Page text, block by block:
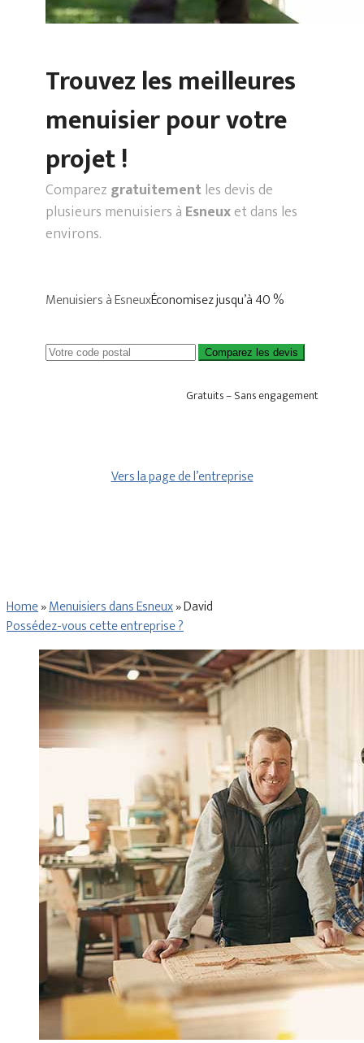
Trouvez les meilleures
menuisier pour votre
projet !
Comparez gratuitementles devis de
plusieurs menuisiers à Esneuxet dans les
environs.
Menuisiers à EsneuxÉconomisez jusqu’à 40 %
Comparez les devis
Gratuits – Sans engagement
Vers la page de l’entreprise
Home»Menuisiers dans Esneux»David
Possédez-vous cette entreprise ?